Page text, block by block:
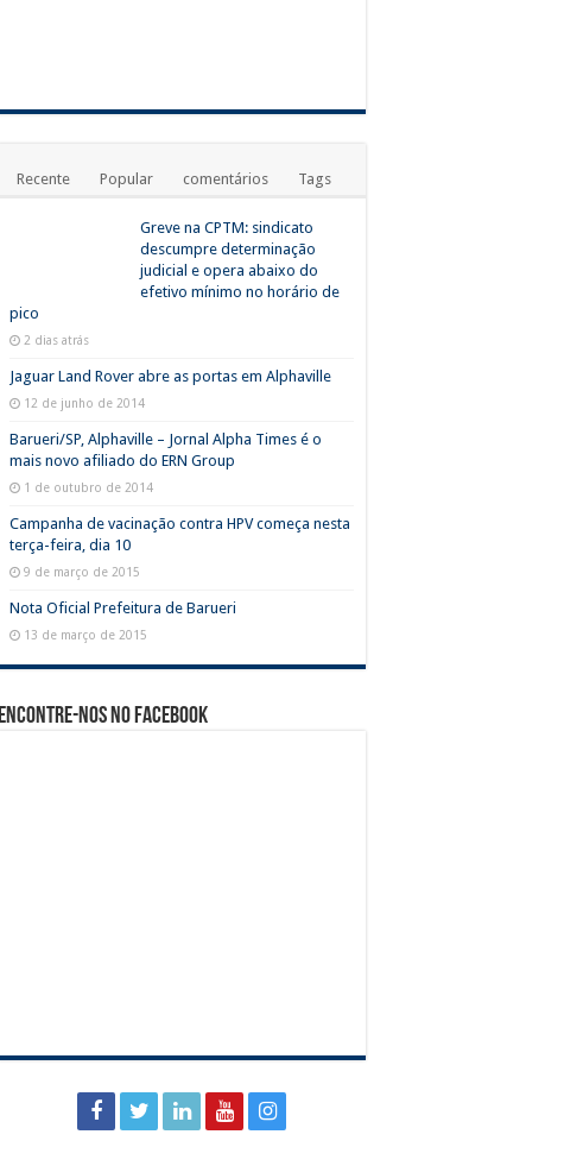
Recente Popular comentários Tags
Greve na CPTM: sindicato
descumpre determinação
judicial e opera abaixo do
efetivo mínimo no horário de
pico
2 dias atrás
Jaguar Land Rover abre as portas em Alphaville
12 de junho de 2014
Barueri/SP, Alphaville – Jornal Alpha Times é o
mais novo afiliado do ERN Group
1 de outubro de 2014
Campanha de vacinação contra HPV começa nesta
terça-feira, dia 10
9 de março de 2015
Nota Oficial Prefeitura de Barueri
13 de março de 2015
Encontre-nos no Facebook